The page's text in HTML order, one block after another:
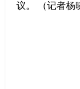
议。 （记者杨